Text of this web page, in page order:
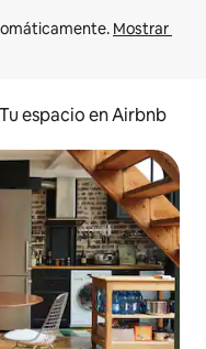
Mostrar
Tu espacio en Airbnb